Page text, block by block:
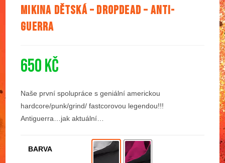
Mikina dětská – DROPDEAD – Anti-
guerra
650Kč
Naše první spolupráce s geniální americkou
hardcore/punk/grind/ fastcorovou legendou!!!
Antiguerra…jak aktuální…
BARVA